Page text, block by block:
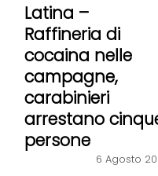
Latina –
Raffineria di
cocaina nelle
campagne,
carabinieri
arrestano
persone
6 Agosto